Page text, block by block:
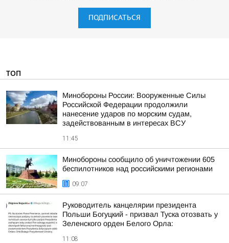
ПОДПИСАТЬСЯ
ТОП
Минобороны России: Вооруженные Силы
Российской Федерации продолжили
нанесение ударов по морским судам,
задействованным в интересах ВСУ
11:45
Минобороны сообщило об уничтожении 605
беспилотников над российскими регионами
09:07
Руководитель канцелярии президента
Польши Богуцкий - призвал Туска отозвать у
Зеленского орден Белого Орла:
11:08